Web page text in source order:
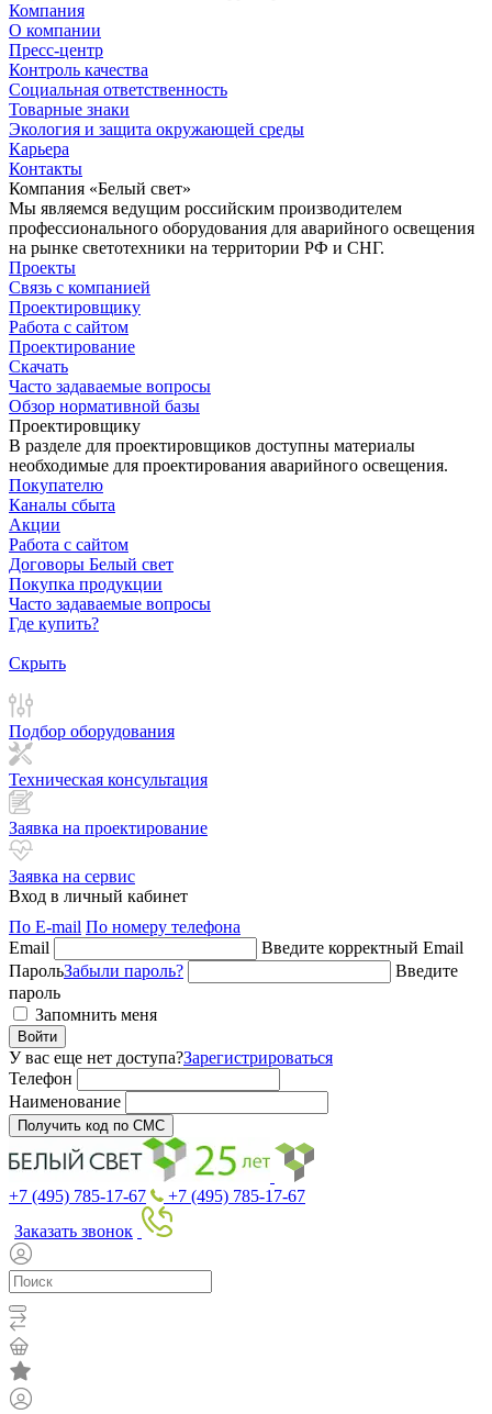
Компания
О компании
Пресс-центр
Контроль качества
Социальная ответственность
Товарные знаки
Экология и защита окружающей среды
Карьера
Контакты
Компания «Белый свет»
Мы являемся ведущим российским производителем
профессионального оборудования для аварийного освещения
на рынке светотехники на территории РФ и СНГ.
Проекты
Связь с компанией
Проектировщику
Работа с сайтом
Проектирование
Скачать
Часто задаваемые вопросы
Обзор нормативной базы
Проектировщику
В разделе для проектировщиков доступны материалы
необходимые для проектирования аварийного освещения.
Покупателю
Каналы сбыта
Акции
Работа с сайтом
Договоры Белый свет
Покупка продукции
Часто задаваемые вопросы
Где купить?
Скрыть
Подбор оборудования
Техническая консультация
Заявка на проектирование
Заявка на сервис
Вход в личный кабинет
По E-mail По номеру телефона
Email
Введите корректный Email
ПарольЗабыли пароль?
Введите
пароль
Запомнить меня
Войти
У вас еще нет доступа?Зарегистрироваться
Телефон
Наименование
Получить код по СМС
+7 (495) 785-17-67
+7 (495) 785-17-67
Заказать звонок